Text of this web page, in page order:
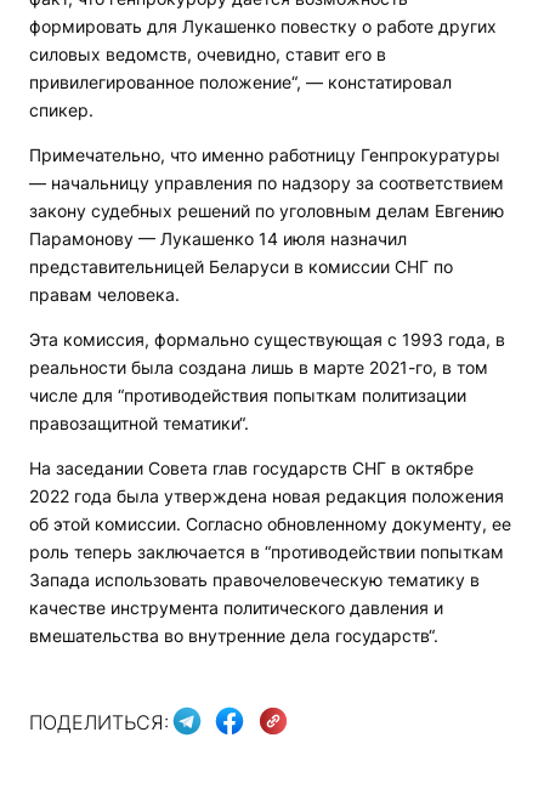
формировать для Лукашенко повестку о работе других
силовых ведомств, очевидно, ставит его в
привилегированное положение“, — констатировал
спикер.
Примечательно, что именно работницу Генпрокуратуры
— начальницу управления по надзору за соответствием
закону судебных решений по уголовным делам Евгению
Парамонову — Лукашенко 14 июля назначил
представительницей Беларуси в комиссии СНГ по
правам человека.
Эта комиссия, формально существующая с 1993 года, в
реальности была создана лишь в марте 2021-го, в том
числе для “противодействия попыткам политизации
правозащитной тематики“.
На заседании Совета глав государств СНГ в октябре
2022 года была утверждена новая редакция положения
об этой комиссии. Согласно обновленному документу, ее
роль теперь заключается в “противодействии попыткам
Запада использовать правочеловеческую тематику в
качестве инструмента политического давления и
вмешательства во внутренние дела государств“.
ПОДЕЛИТЬСЯ: